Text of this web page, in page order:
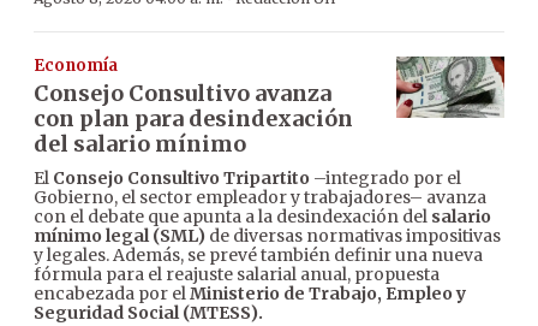
Economía
Consejo Consultivo avanza
con plan para desindexación
del salario mínimo
El Consejo Consultivo Tripartito –integrado por el
Gobierno, el sector empleador y trabajadores– avanza
con el debate que apunta a la desindexación del salario
mínimo legal (SML) de diversas normativas impositivas
y legales. Además, se prevé también definir una nueva
fórmula para el reajuste salarial anual, propuesta
encabezada por elMinisterio de Trabajo, Empleo y
Seguridad Social (MTESS).